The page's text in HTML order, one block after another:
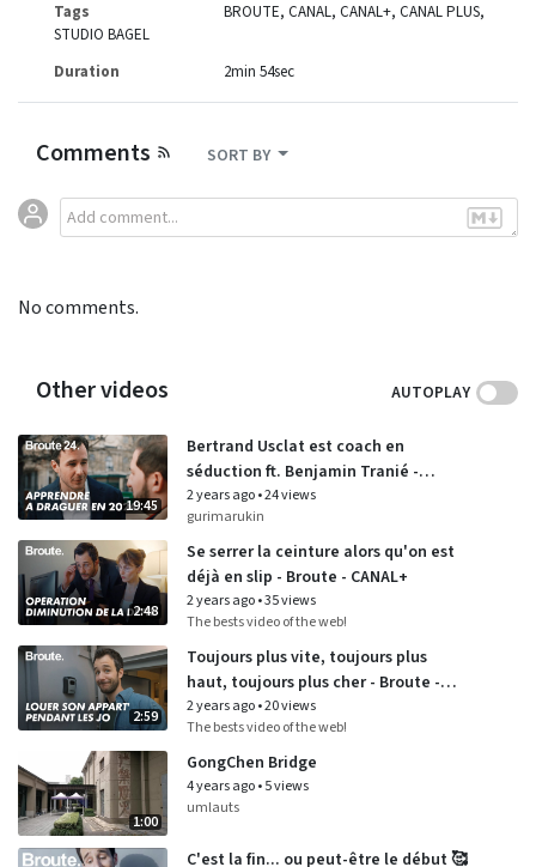
Tags
BROUTE CANAL CANAL+ CANAL PLUS
STUDIO BAGEL
Duration
2min 54sec
Comments SORT BY
No comments.
Other videos AUTOPLAY
19:45
Bertrand Usclat est coach en
séduction ft. Benjamin Tranié -
Broute 24 - CANAL+
2 years ago•24 views
gurimarukin
2:48
Se serrer la ceinture alors qu'on est
déjà en slip - Broute - CANAL+
2 years ago•35 views
The bests video of the web!
2:59
Toujours plus vite, toujours plus
haut, toujours plus cher - Broute -
CANAL+
2 years ago•20 views
The bests video of the web!
1:00
GongChen Bridge
4 years ago•5 views
umlauts
C'est la fin... ou peut-être le début 🥰